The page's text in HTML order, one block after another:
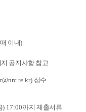
매 이내)
공지사항 참고
접수
) 17:00까지 제출서류